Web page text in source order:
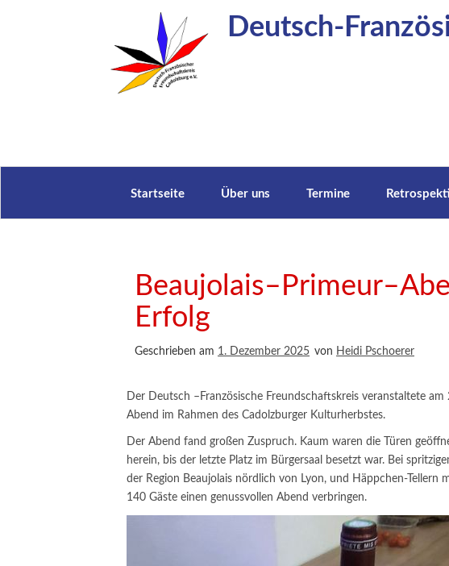
Deutsch-
Startseite Über uns Termine
Erfolg
Geschrieben am 1. Dezember 2025 von Heidi Pschoerer
Der Deutsch –Französische Freundschaftskreis veranstaltete
Abend im Rahmen des Cadolzburger Kulturherbstes.
Der Abend fand großen Zuspruch. Kaum waren die Türen
herein, bis der letzte Platz im Bürgersaal besetzt war. Bei
der Region Beaujolais nördlich von Lyon, und Häppchen-Tellern
140 Gäste einen genussvollen Abend verbringen.